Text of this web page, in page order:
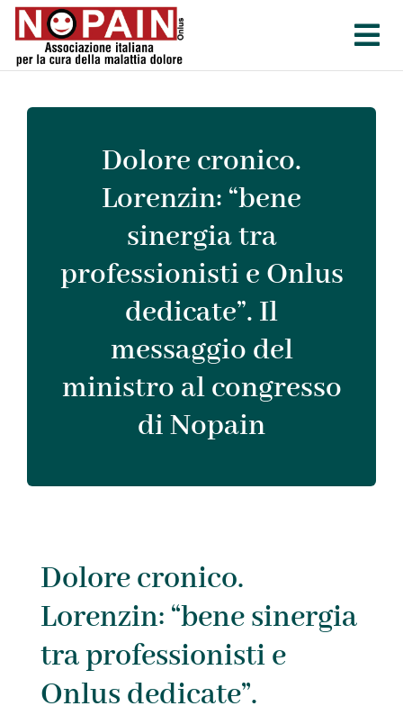
Salta
contenuto
Dolore cronico.
Lorenzin: “bene
sinergia tra
professionisti e Onlus
dedicate”. Il
messaggio del
ministro al congresso
di Nopain
Dolore cronico.
Lorenzin: “bene sinergia
tra professionisti e
Onlus dedicate”.